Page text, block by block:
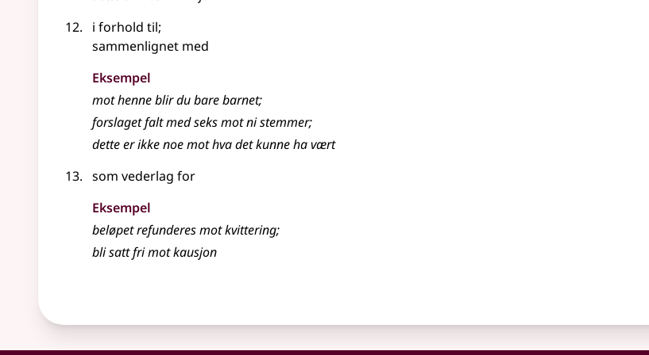
i forhold til;
sammenlignet med
Eksempel
mothenne blir du bare barnet;
forslaget falt med seksmotni stemmer;
dette er ikke noemothva det kunne ha vært
som vederlag for
Eksempel
beløpet refunderesmotkvittering;
bli satt frimotkausjon